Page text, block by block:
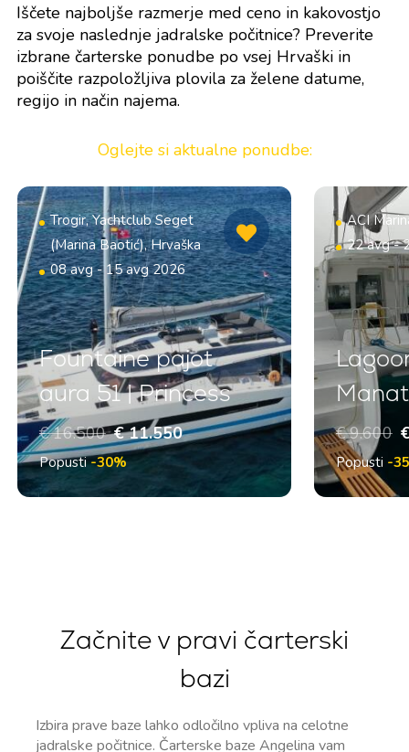
Iščete najboljše razmerje med ceno in kakovostjo
za svoje naslednje jadralske počitnice? Preverite
izbrane čarterske ponudbe po vsej Hrvaški in
poiščite razpoložljiva plovila za želene datume,
regijo in način najema.
Oglejte si aktualne ponudbe:
Trogir, Yachtclub Seget
(Marina Baotić), Hrvaška
08 avg - 15 avg 2026
Fountaine pajot
aura 51 | Princess
€ 16.500 € 11.550
Popusti-30%
ACI
22 avg -
€ 9.600
Popusti -
Začnite v pravi čarterski
bazi
Izbira prave baze lahko odločilno vpliva na celotne
jadralske počitnice. Čarterske baze Angelina vam